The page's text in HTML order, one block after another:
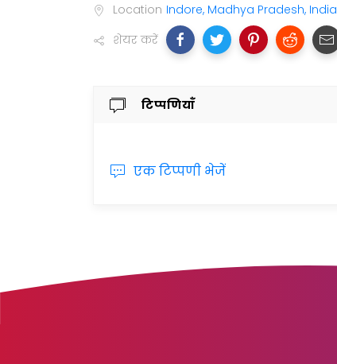
Location Indore, Madhya Pradesh, India
शेयर करें
टिप्पणियाँ
एक टिप्पणी भेजें